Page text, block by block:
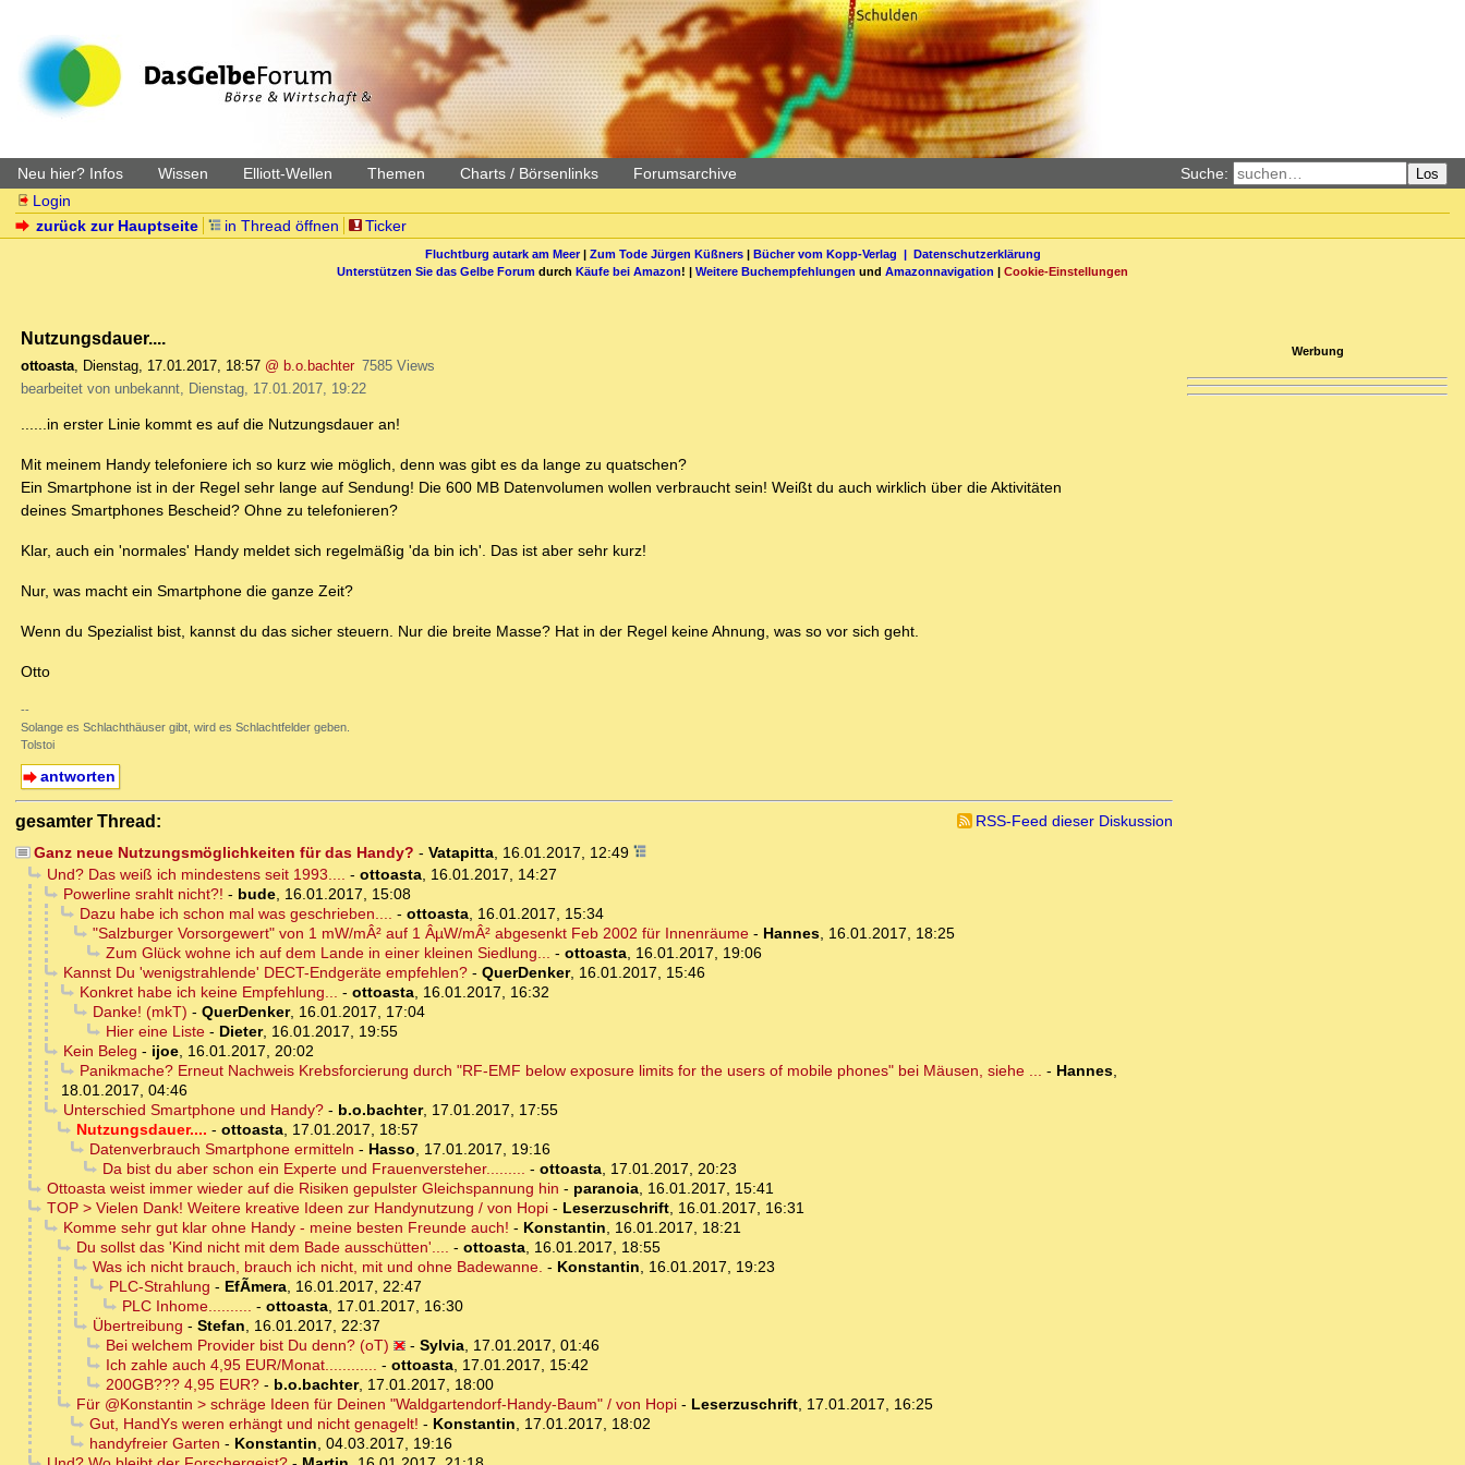
Neu hier? Infos Wissen Elliott-Wellen Themen Charts / Börsenlinks Forumsarchive Suche: Los
Login
zurück zur Hauptseite
in Thread öffnen Ticker
Fluchtburg autark am Meer| Zum Tode Jürgen Küßners| Bücher vom Kopp-Verlag | Datenschutzerklärung
Unterstützen Sie das Gelbe Forum durch Käufe bei Amazon! | Weitere Buchempfehlungen und Amazonnavigation | Cookie-Einstellungen
Nutzungsdauer....
ottoasta, Dienstag, 17.01.2017, 18:57 @ b.o.bachter 7585 Views
bearbeitet von unbekannt, Dienstag, 17.01.2017, 19:22
......in erster Linie kommt es auf die Nutzungsdauer an!
Mit meinem Handy telefoniere ich so kurz wie möglich, denn was gibt es da lange zu quatschen?
Ein Smartphone ist in der Regel sehr lange auf Sendung! Die 600 MB Datenvolumen wollen verbraucht sein! Weißt du auch wirklich über die Aktivitäten
deines Smartphones Bescheid? Ohne zu telefonieren?
Klar, auch ein 'normales' Handy meldet sich regelmäßig 'da bin ich'. Das ist aber sehr kurz!
Nur, was macht ein Smartphone die ganze Zeit?
Wenn du Spezialist bist, kannst du das sicher steuern. Nur die breite Masse? Hat in der Regel keine Ahnung, was so vor sich geht.
Otto
--
Solange es Schlachthäuser gibt, wird es Schlachtfelder geben.
Tolstoi
antworten
gesamter Thread:
RSS-Feed dieser Diskussion
Ganz neue Nutzungsmöglichkeiten für das Handy? - Vatapitta, 16.01.2017, 12:49
Und? Das weiß ich mindestens seit 1993.... - ottoasta, 16.01.2017, 14:27
Powerline srahlt nicht?! - bude, 16.01.2017, 15:08
Dazu habe ich schon mal was geschrieben.... - ottoasta, 16.01.2017, 15:34
"Salzburger Vorsorgewert" von 1 mW/mÂ² auf 1 ÂµW/mÂ² abgesenkt Feb 2002 für Innenräume- Hannes, 16.01.2017, 18:25
Zum Glück wohne ich auf dem Lande in einer kleinen Siedlung... - ottoasta, 16.01.2017, 19:06
Kannst Du 'wenigstrahlende' DECT-Endgeräte empfehlen?- QuerDenker, 16.01.2017, 15:46
Konkret habe ich keine Empfehlung... - ottoasta, 16.01.2017, 16:32
Danke! (mkT) - QuerDenker, 16.01.2017, 17:04
Hier eine Liste- Dieter, 16.01.2017, 19:55
Kein Beleg - ijoe, 16.01.2017, 20:02
Panikmache? Erneut Nachweis Krebsforcierung durch "RF-EMF below exposure limits for the users of mobile phones" bei Mäusen, siehe ... - Hannes,
18.01.2017, 04:46
Unterschied Smartphone und Handy?- b.o.bachter, 17.01.2017, 17:55
Nutzungsdauer.... - ottoasta, 17.01.2017, 18:57
Datenverbrauch Smartphone ermitteln - Hasso, 17.01.2017, 19:16
Da bist du aber schon ein Experte und Frauenversteher......... - ottoasta, 17.01.2017, 20:23
Ottoasta weist immer wieder auf die Risiken gepulster Gleichspannung hin - paranoia, 16.01.2017, 15:41
TOP > Vielen Dank! Weitere kreative Ideen zur Handynutzung / von Hopi- Leserzuschrift, 16.01.2017, 16:31
Komme sehr gut klar ohne Handy - meine besten Freunde auch! - Konstantin, 16.01.2017, 18:21
Du sollst das 'Kind nicht mit dem Bade ausschütten'.... - ottoasta, 16.01.2017, 18:55
Was ich nicht brauch, brauch ich nicht, mit und ohne Badewanne. - Konstantin, 16.01.2017, 19:23
PLC-Strahlung - EfÃ­mera, 16.01.2017, 22:47
PLC Inhome.......... - ottoasta, 17.01.2017, 16:30
Übertreibung - Stefan, 16.01.2017, 22:37
Bei welchem Provider bist Du denn? (oT)
- Sylvia, 17.01.2017, 01:46
Ich zahle auch 4,95 EUR/Monat............ - ottoasta, 17.01.2017, 15:42
200GB??? 4,95 EUR?- b.o.bachter, 17.01.2017, 18:00
Für @Konstantin > schräge Ideen für Deinen "Waldgartendorf-Handy-Baum" / von Hopi- Leserzuschrift, 17.01.2017, 16:25
Gut, HandYs weren erhängt und nicht genagelt! - Konstantin, 17.01.2017, 18:02
handyfreier Garten - Konstantin, 04.03.2017, 19:16
Werbung